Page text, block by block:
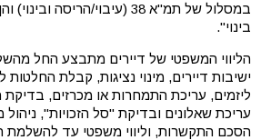
במסלול של תמ"א 38 (עיבוי/הריסה
בינוי".
הליווי המשפטי של דיירים מתבצע החל
ישיבות דיירים, מינוי נציגות, קבלת
ליזמים, עריכת התמחרות או מכרזים, בדיקת
עריכת שאלונים ובדיקת "סל הזכויות",
הסכם התקשרות, וליווי משפטי עד להשלמת